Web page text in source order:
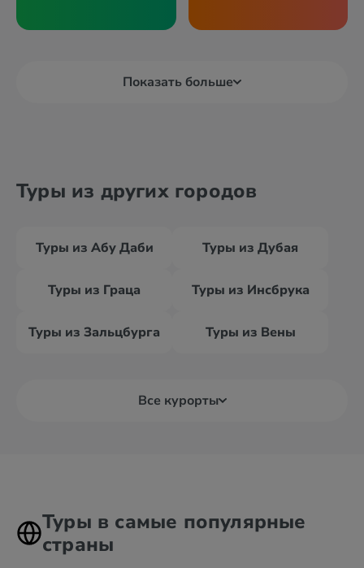
Показать больше
Туры из других городов
Туры из Абу Даби Туры из Дубая
Туры из Граца Туры из Инсбрука
Туры из Зальцбурга Туры из Вены
Все курорты
Туры в самые популярные
страны